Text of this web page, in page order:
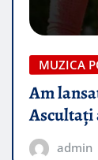
MUZICA
Am
Ascultați
admin